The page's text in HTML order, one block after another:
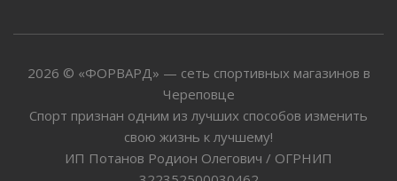
2026 © «ФОРВАРД» — сеть спортивных магазинов в
Череповце
Спорт признан одним из лучших способов изменить
свою жизнь к лучшему!
ИП Потанов Родион Олегович / ОГРНИП